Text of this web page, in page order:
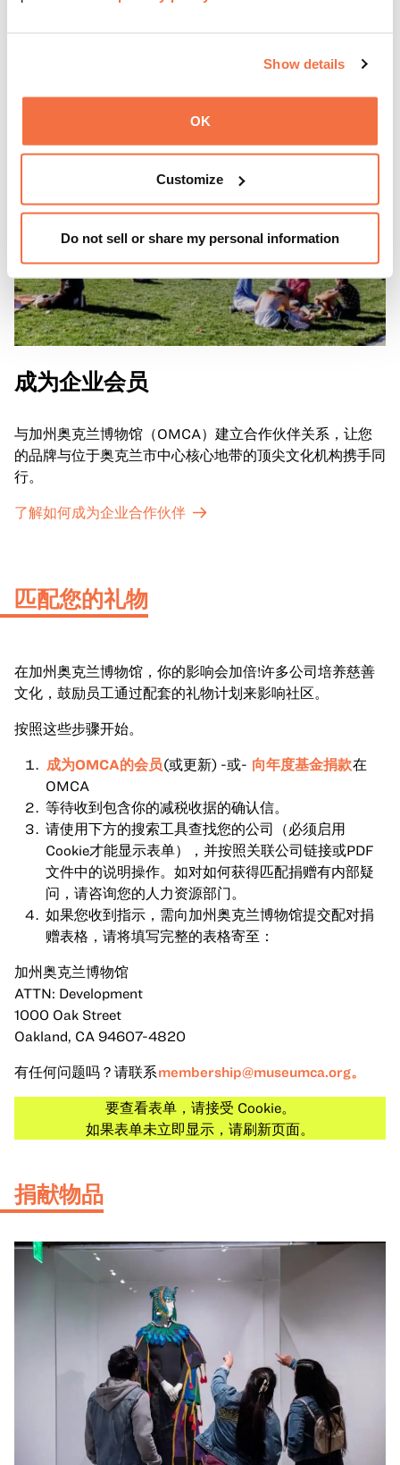
Show details
OK
Customize
Do not sell or share my personal information
成为企业会员
与加州奥克兰博物馆（OMCA）建立合作伙伴关系，让您
的品牌与位于奥克兰市中心核心地带的顶尖文化机构携手同
行。
了解如何成为企业合作伙伴
匹配您的礼物
在加州奥克兰博物馆，你的影响会加倍!许多公司培养慈善
文化，鼓励员工通过配套的礼物计划来影响社区。
按照这些步骤开始。
成为OMCA的会员(或更新) -或- 向年度基金捐款在
OMCA
等待收到包含你的减税收据的确认信。
请使用下方的搜索工具查找您的公司（必须启用
Cookie才能显示表单），并按照关联公司链接或PDF
文件中的说明操作。如对如何获得匹配捐赠有内部疑
问，请咨询您的人力资源部门。
如果您收到指示，需向加州奥克兰博物馆提交配对捐
赠表格，请将填写完整的表格寄至：
加州奥克兰博物馆
ATTN: Development
1000 Oak Street
Oakland, CA 94607-4820
有任何问题吗？请联系membership@museumca.org。
要查看表单，请接受 Cookie。
如果表单未立即显示，请刷新页面。
捐献物品